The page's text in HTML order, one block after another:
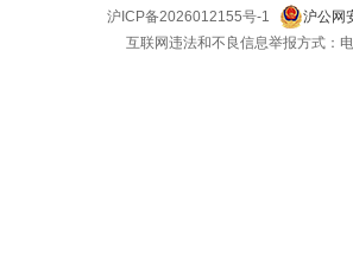
沪ICP备2026012155号-1
沪公网
互联网违法和不良信息举报方式：